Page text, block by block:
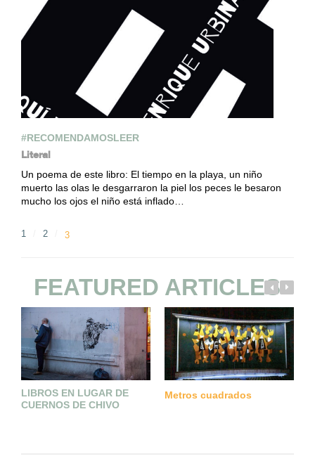
#RECOMENDAMOSLEER
Literal
Un poema de este libro: El tiempo en la playa, un niño
muerto las olas le desgarraron la piel los peces le besaron
mucho los ojos el niño está inflado…
1 2 3
FEATURED ARTICLES
LIBROS EN LUGAR DE
CUERNOS DE CHIVO
Metros cuadrados